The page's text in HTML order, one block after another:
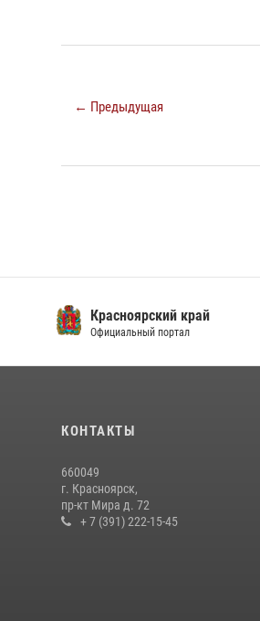
← Предыдущая
Красноярский край
Официальный портал
КОНТАКТЫ
660049
г. Красноярск,
пр-кт Мира д. 72
+ 7 (391) 222-15-45